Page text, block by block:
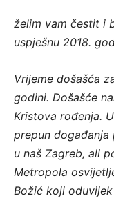
želim vam čestit i
uspješnu 2018.
Vrijeme došašća
godini. Došašće
Kristova rođenja.
prepun
u naš Zagreb, ali
Metropola
Božić koji